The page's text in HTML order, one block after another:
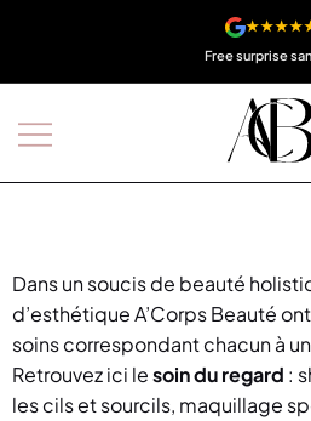
Free surprise
Dans un soucis de beauté
d’esthétique A’Corps Beauté
soins correspondant chacun à
Retrouvez ici lesoin du regard :
les cils et sourcils, maquillage